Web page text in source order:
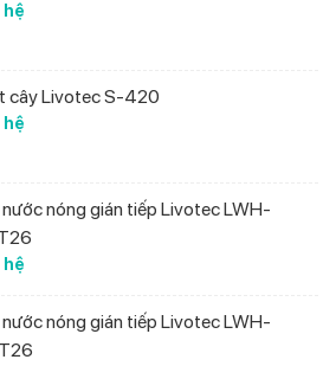
hệ
cây Livotec S-420
hệ
nước nóng gián tiếp Livotec LWH-
hệ
nước nóng gián tiếp Livotec LWH-